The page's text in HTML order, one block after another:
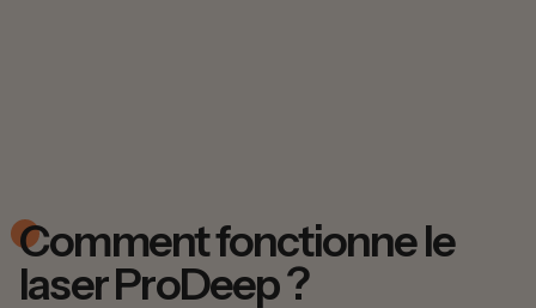
Comment fonctionne le
laser ProDeep ?